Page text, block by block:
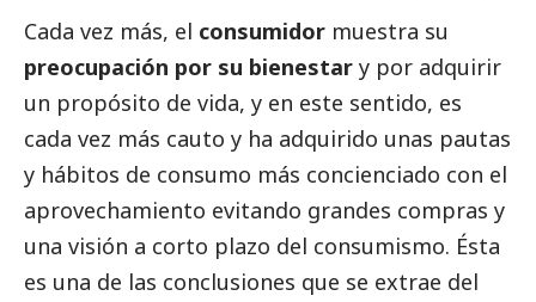
Cada vez más, el consumidor muestra su
preocupación por su bienestar y por adquirir
un propósito de vida, y en este sentido, es
cada vez más cauto y ha adquirido unas pautas
y hábitos de consumo más concienciado con el
aprovechamiento evitando grandes compras y
una visión a corto plazo del consumismo. Ésta
es una de las conclusiones que se extrae del